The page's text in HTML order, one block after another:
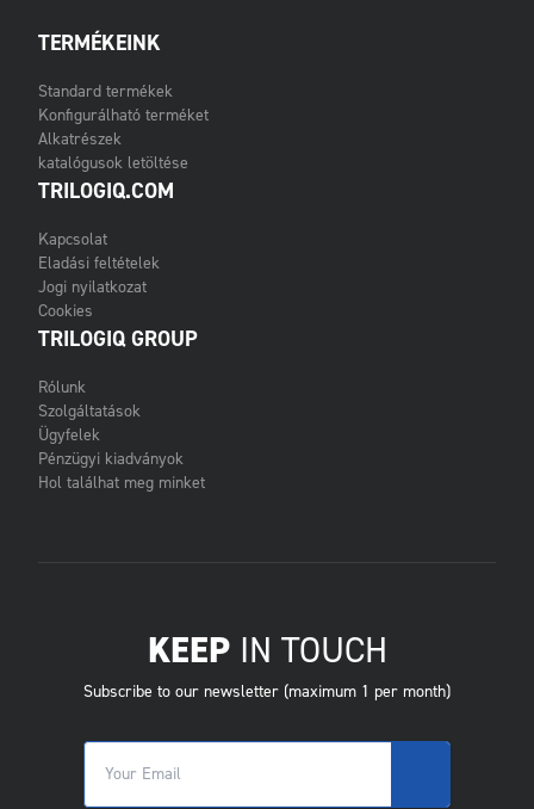
TERMÉKEINK
Standard termékek
Konfigurálható terméket
Alkatrészek
katalógusok letöltése
TRILOGIQ.COM
Kapcsolat
Eladási feltételek
Jogi nyilatkozat
Cookies
TRILOGIQ GROUP
Rólunk
Szolgáltatások
Ügyfelek
Pénzügyi kiadványok
Hol találhat meg minket
KEEPIN TOUCH
Subscribe to our newsletter (maximum 1 per month)